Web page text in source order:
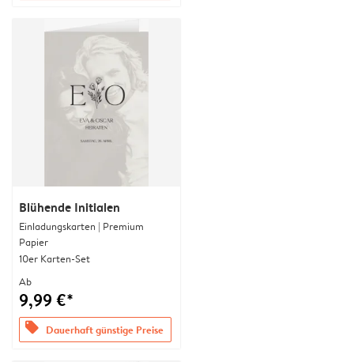
Blühende Initialen
Einladungskarten | Premium
Papier
10er Karten-Set
Ab
9,99 €*
offers Dauerhaft günstige Preise